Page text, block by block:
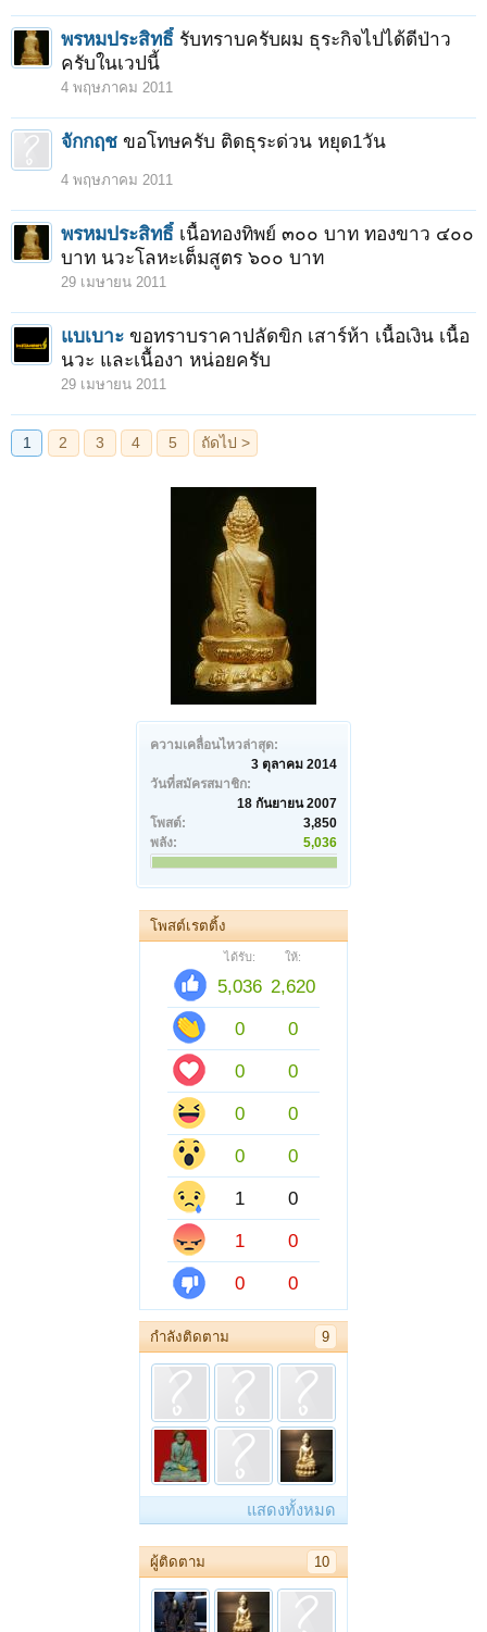
ความเคลื่อนไหวล่าสุด:
3 ตุลาคม 2014
วันที่สมัครสมาชิก:
18 กันยายน 2007
โพสต์:
3,850
พลัง:
5,036
โพสต์เรตติ้ง
ได้รับ: ให้:
5,036 2,620
0
0
0
0
0
0
0
0
1
0
1
0
0
0
กำลังติดตาม 9
แสดงทั้งหมด
ผู้ติดตาม 10
พรหมประสิทธิ์ รับทราบครับผม ธุระกิจไปได้ดีป่าว
ครับในเวปนี้
4 พฤษภาคม 2011
จักกฤช ขอโทษครับ ติดธุระด่วน หยุด1วัน
4 พฤษภาคม 2011
พรหมประสิทธิ์ เนื้อทองทิพย์ ๓๐๐ บาท ทองขาว ๔๐๐
บาท นวะโลหะเต็มสูตร ๖๐๐ บาท
29 เมษายน 2011
แบเบาะ ขอทราบราคาปลัดขิก เสาร์ห้า เนื้อเงิน เนื้อ
นวะ และเนื้องา หน่อยครับ
29 เมษายน 2011